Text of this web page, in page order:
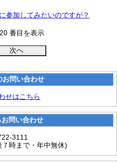
加してみたいのですが？
番目を表示
お問い合わせ
せはこちら
問い合わせ
3111
時まで・年中無休)